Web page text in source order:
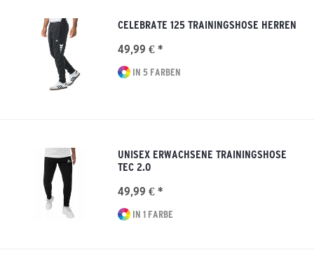
CELEBRATE 125 TRAININGSHOSE HERREN
49,99 € *
IN 5 FARBEN
UNISEX ERWACHSENE TRAININGSHOSE
TEC 2.0
49,99 € *
IN 1 FARBE